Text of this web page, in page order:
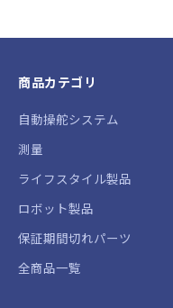
商品カテゴリ
自動操舵システム
測量
ライフスタイル製品
ロボット製品
保証期間切れパーツ
全商品一覧